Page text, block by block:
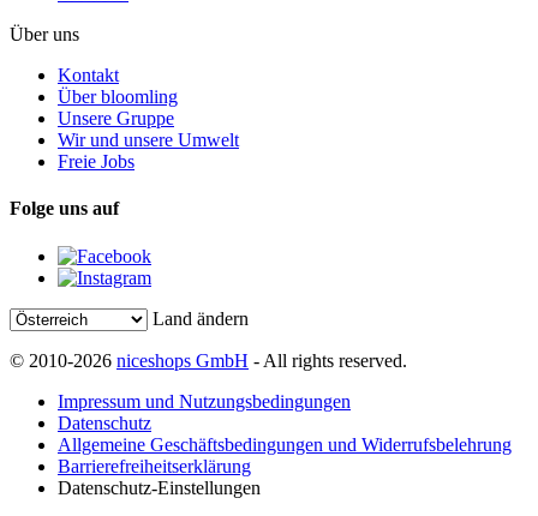
Über uns
Kontakt
Über bloomling
Unsere Gruppe
Wir und unsere Umwelt
Freie Jobs
Folge uns auf
Land ändern
© 2010-2026 niceshops GmbH - All rights reserved.
Impressum und Nutzungsbedingungen
Datenschutz
Allgemeine Geschäftsbedingungen und Widerrufsbelehrung
Barrierefreiheitserklärung
Datenschutz-Einstellungen